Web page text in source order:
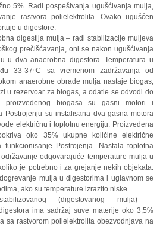
5%. Radi pospešivanja ugušćivanja mulja,
rastvora polielektrolita. Ovako ugušćen
u digestore.
digestija mulja – radi stabilizacije muljeva
prečišćavanja, oni se nakon ugušćivanja
u dva anaerobna digestora. Temperatura u
33-37ᵒC sa vremenom zadržavanja od
anaerobne obrade mulja nastaje biogas,
u rezervoar za biogas, a odatle se odvodi do
proizvedenog biogasa su gasni motori i
Postrojenju su instalisana dva gasna motora
električnu i toplotnu energiju. Proizvedena
oko 35% ukupne količine električne
Postrojenja. Nastala toplotna
odgovarajuće temperature mulja u
je potrebno i za grejanje nekih objekata.
mulja u digestorima i uglavnom se
ako su temperature izrazito niske.
(digestovanog mulja) –
ima sadržaj suve materije oko 3,5%
sa rastvorom polielektrolita obezvodnjava na